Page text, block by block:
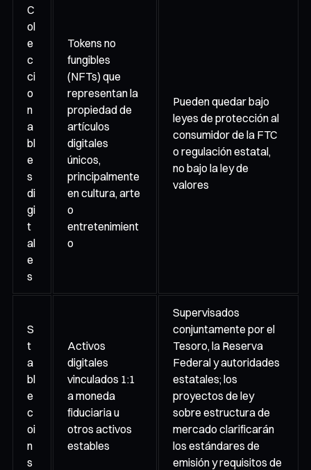
C
ol
e
c
ci
o
n
a
bl
e
s
di
gi
t
al
e
s
Tokens no
fungibles
(NFTs) que
representan la
propiedad de
artículos
digitales
únicos,
principalmente
en cultura, arte
o
entretenimient
o
Pueden quedar bajo
leyes de protección al
consumidor de la FTC
o regulación estatal,
no bajo la ley de
valores
S
t
a
bl
e
c
oi
n
s
Activos
digitales
vinculados 1:1
a moneda
fiduciaria u
otros activos
estables
Supervisados
conjuntamente por el
Tesoro, la Reserva
Federal y autoridades
estatales; los
proyectos de ley
sobre estructura de
mercado clarificarán
los estándares de
emisión y requisitos de